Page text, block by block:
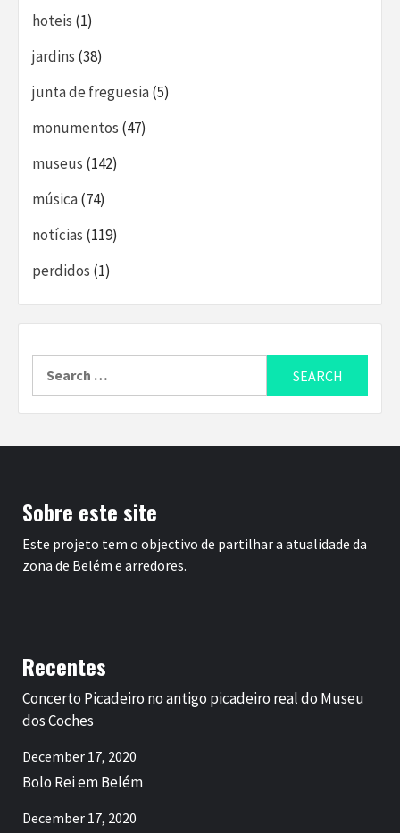
hoteis (1)
jardins (38)
junta de freguesia(5)
monumentos (47)
museus (142)
música(74)
notícias (119)
perdidos (1)
Sobre este site
Este projeto tem o objectivo de partilhar a atualidade da
zona de Belém e arredores.
Recentes
Concerto Picadeiro no antigo picadeiro real do Museu
dos Coches
December 17, 2020
Bolo Rei em Belém
December 17, 2020